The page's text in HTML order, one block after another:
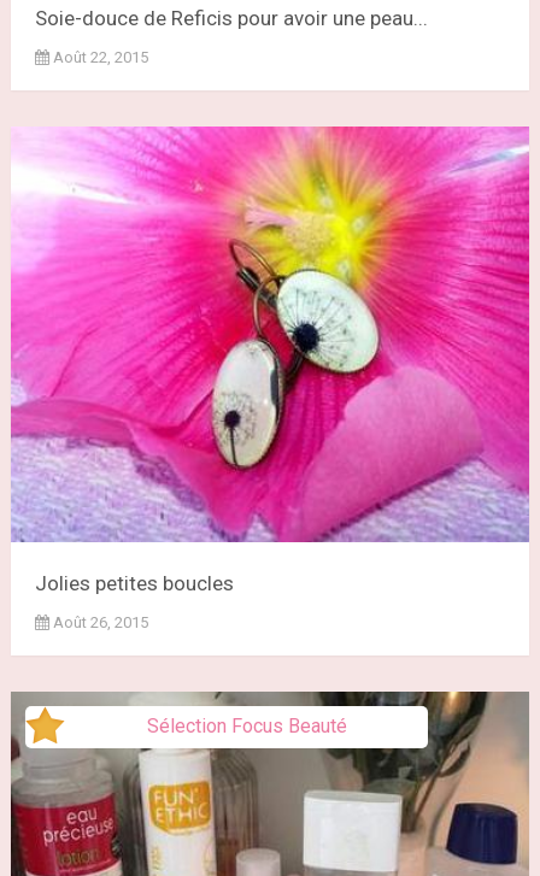
Soie-douce de Reficis pour avoir une peau...
Août 22, 2015
Jolies petites boucles
Août 26, 2015
Sélection Focus Beauté